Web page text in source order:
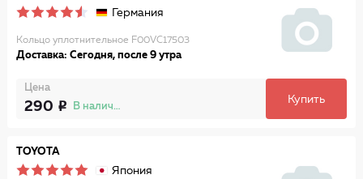
Германия
Кольцо уплотнительное F00VC17503
Доставка: Сегодня, после 9 утра
Цена
290 В наличии
Купить
TOYOTA
Япония